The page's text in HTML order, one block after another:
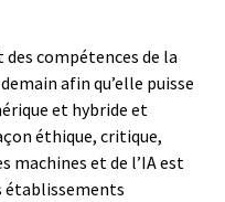
compétences de la
afin qu’elle puisse
et hybride et
éthique, critique,
machines et de l’IA est
établissements